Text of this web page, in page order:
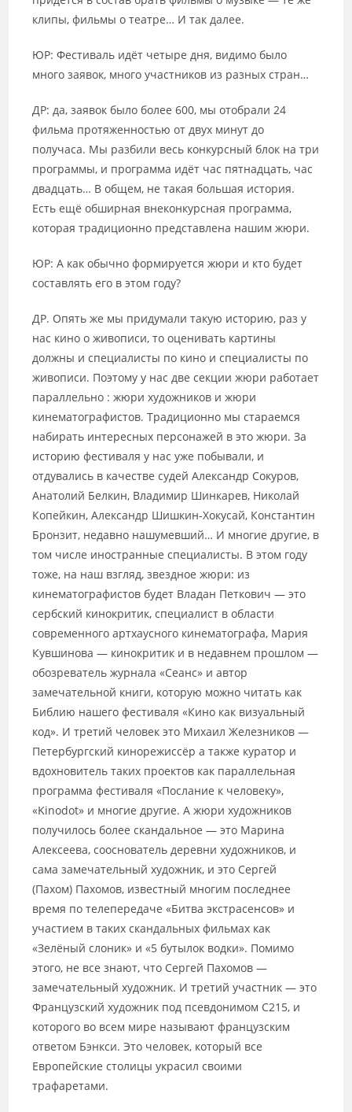
клипы, фильмы о театре… И так далее.
ЮР: Фестиваль идёт четыре дня, видимо было
много заявок, много участников из разных стран…
ДР: да, заявок было более 600, мы отобрали 24
фильма протяженностью от двух минут до
получаса. Мы разбили весь конкурсный блок на три
программы, и программа идёт час пятнадцать, час
двадцать… В общем, не такая большая история.
Есть ещё обширная внеконкурсная программа,
которая традиционно представлена нашим жюри.
ЮР: А как обычно формируется жюри и кто будет
составлять его в этом году?
ДР. Опять же мы придумали такую историю, раз у
нас кино о живописи, то оценивать картины
должны и специалисты по кино и специалисты по
живописи. Поэтому у нас две секции жюри работает
параллельно : жюри художников и жюри
кинематографистов. Традиционно мы стараемся
набирать интересных персонажей в это жюри. За
историю фестиваля у нас уже побывали, и
отдувались в качестве судей Александр Сокуров,
Анатолий Белкин, Владимир Шинкарев, Николай
Копейкин, Александр Шишкин-Хокусай, Константин
Бронзит, недавно нашумевший… И многие другие, в
том числе иностранные специалисты. В этом году
тоже, на наш взгляд, звездное жюри: из
кинематографистов будет Владан Петкович — это
сербский кинокритик, специалист в области
современного артхаусного кинематографа, Мария
Кувшинова — кинокритик и в недавнем прошлом —
обозреватель журнала «Сеанс» и автор
замечательной книги, которую можно читать как
Библию нашего фестиваля «Кино как визуальный
код». И третий человек это Михаил Железников —
Петербургский кинорежиссёр а также куратор и
вдохновитель таких проектов как параллельная
программа фестиваля «Послание к человеку»,
«Kinodot» и многие другие. А жюри художников
получилось более скандальное — это Марина
Алексеева, сооснователь деревни художников, и
сама замечательный художник, и это Сергей
(Пахом) Пахомов, известный многим последнее
время по телепередаче «Битва экстрасенсов» и
участием в таких скандальных фильмах как
«Зелёный слоник» и «5 бутылок водки». Помимо
этого, не все знают, что Сергей Пахомов —
замечательный художник. И третий участник — это
Французский художник под псевдонимом С215, и
которого во всем мире называют французским
ответом Бэнкси. Это человек, который все
Европейские столицы украсил своими
трафаретами.